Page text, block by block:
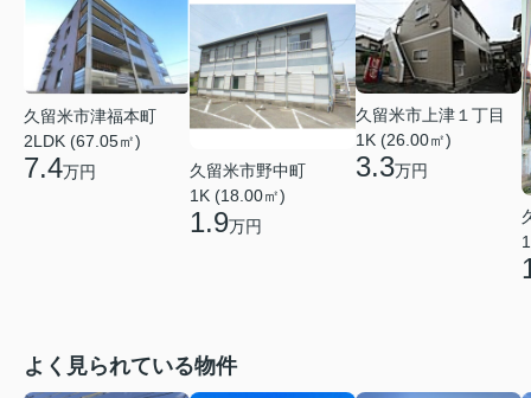
久留米市津福本町
2LDK (67.05㎡)
7.4万円
久留米市野中町
1K (18.00㎡)
1.9万円
久留米市上津１丁目
1K (26.00㎡)
3.3万円
よく見られている物件